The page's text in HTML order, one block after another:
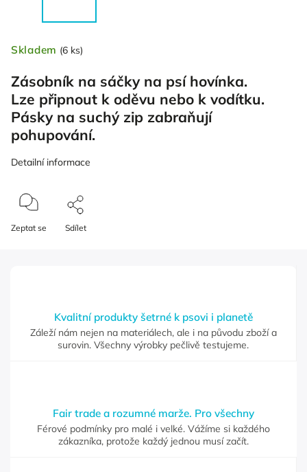
Skladem (6 ks)
Zásobník na sáčky na psí hovínka.
Lze připnout k oděvu nebo k vodítku.
Pásky na suchý zip zabraňují
pohupování.
Detailní informace
Zeptat se Sdílet
Kvalitní produkty šetrné k psovi i planetě
Záleží nám nejen na materiálech, ale i na původu zboží a
surovin. Všechny výrobky pečlivě testujeme.
Fair trade a rozumné marže. Pro všechny
Férové podmínky pro malé i velké. Vážíme si každého
zákazníka, protože každý jednou musí začít.